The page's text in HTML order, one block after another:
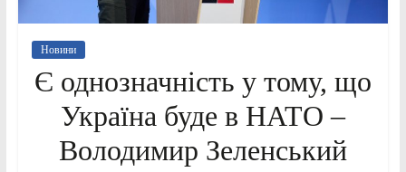
Новини
Є однозначність у тому, що
Україна буде в НАТО –
Володимир Зеленський